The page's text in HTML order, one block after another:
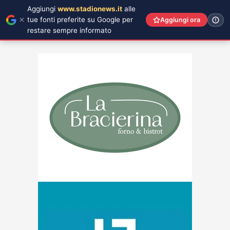
Aggiungi www.stadionews.it alle
tue fonti preferite su Google per
restare sempre informato
Aggiungi ora